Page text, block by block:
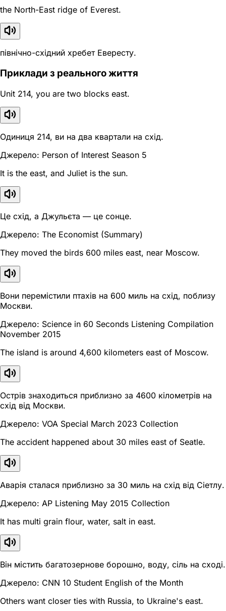
the North-East ridge of Everest.
північно-східний хребет Евересту.
Приклади з реального життя
Unit 214, you are two blocks east.
Одиниця 214, ви на два квартали на схід.
Джерело: Person of Interest Season 5
It is the east, and Juliet is the sun.
Це схід, а Джульєта — це сонце.
Джерело: The Economist (Summary)
They moved the birds 600 miles east, near Moscow.
Вони перемістили птахів на 600 миль на схід, поблизу
Москви.
Джерело: Science in 60 Seconds Listening Compilation
November 2015
The island is around 4,600 kilometers east of Moscow.
Острів знаходиться приблизно за 4600 кілометрів на
схід від Москви.
Джерело: VOA Special March 2023 Collection
The accident happened about 30 miles east of Seatle.
Аварія сталася приблизно за 30 миль на схід від Сіетлу.
Джерело: AP Listening May 2015 Collection
It has multi grain flour, water, salt in east.
Він містить багатозернове борошно, воду, сіль на сході.
Джерело: CNN 10 Student English of the Month
Others want closer ties with Russia, to Ukraine's east.